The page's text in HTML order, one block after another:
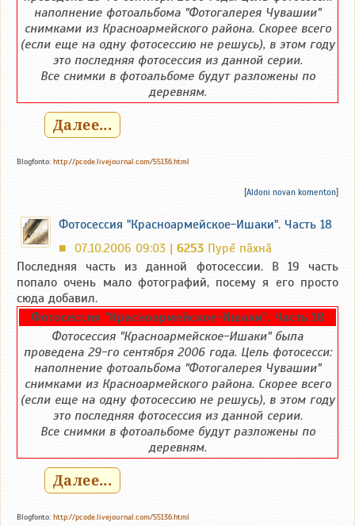
наполнение фотоальбома "Фотогалерея Чувашии"
снимками из Красноармейского района. Скорее всего
(если еще на одну фотосессию не решусь), в этом году
это последняя фотосессия из данной серии.
Все снимки в фотоальбоме будут разложены по
деревням.
Далее...
Blogfonto: http://pcode.livejournal.com/55136.html
[Aldoni novan komenton]
Фотосессия "Красноармейское-Ишаки". Часть 18
■ 07.10.2006 09:03 | 6253 Пурĕ пăхнă
Последняя часть из данной фотосессии. В 19 часть
попало очень мало фотографий, посему я его просто
сюда добавил.
Фотосессия "Красноармейское-Ишаки". Часть 18
Фотосессия "Красноармейское-Ишаки" была
проведена 29-го сентября 2006 года. Цель фотосесси:
наполнение фотоальбома "Фотогалерея Чувашии"
снимками из Красноармейского района. Скорее всего
(если еще на одну фотосессию не решусь), в этом году
это последняя фотосессия из данной серии.
Все снимки в фотоальбоме будут разложены по
деревням.
Далее...
Blogfonto: http://pcode.livejournal.com/55136.html